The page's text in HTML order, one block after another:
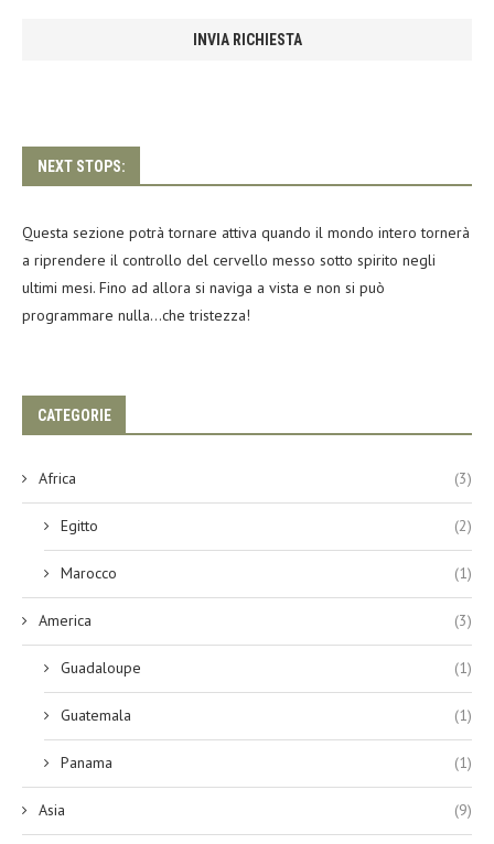
NEXT STOPS:
Questa sezione potrà tornare attiva quando il mondo intero tornerà
a riprendere il controllo del cervello messo sotto spirito negli
ultimi mesi. Fino ad allora si naviga a vista e non si può
programmare nulla…che tristezza!
CATEGORIE
Africa (3)
Egitto (2)
Marocco (1)
America (3)
Guadaloupe (1)
Guatemala (1)
Panama (1)
Asia (9)